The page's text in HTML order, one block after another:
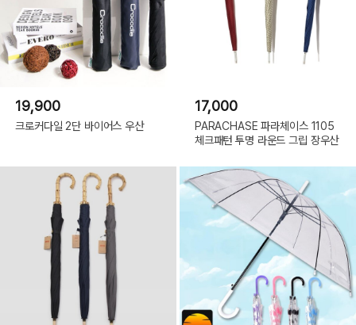
19,900
크로커다일 2단 바이어스 우산
17,000
PARACHASE 파라체이스 1105
체크패턴 투명 라운드 그립 장우산